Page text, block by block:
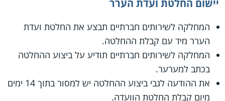
יישום החלטת ועדת הערר
המחלקה לשירותים חברתיים תבצע את החלטת ועדת
הערר מיד עם קבלת ההחלטה.
המחלקה לשירותים חברתיים תודיע על ביצוע ההחלטה
בכתב למערער.
את ההודעה לגבי ביצוע ההחלטה יש למסור בתוך 14 ימים
מיום קבלת החלטת הוועדה.